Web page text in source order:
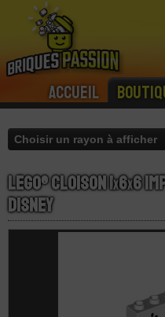
Accueil
LEGO® Cloison 1x6x6
Disney